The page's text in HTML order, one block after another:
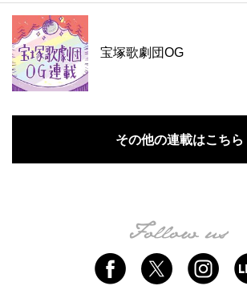
宝塚歌劇団OG
その他の連載はこちら